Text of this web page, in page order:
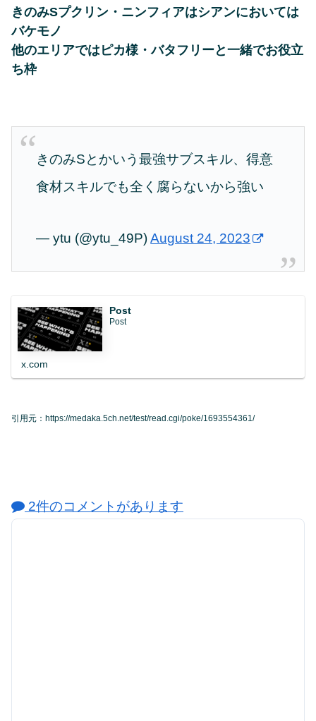
きのみSプクリン・ニンフィアはシアンにおいては
バケモノ
他のエリアではピカ様・バタフリーと一緒でお役立
ち枠
きのみSとかいう最強サブスキル、得意
食材スキルでも全く腐らないから強い
— ytu (@ytu_49P)August 24, 2023
Post
Post
x.com
引用元：https://medaka.5ch.net/test/read.cgi/poke/1693554361/
2件のコメントがあります